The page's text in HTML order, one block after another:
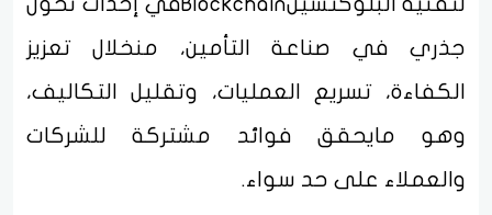
جذري في صناعة التأمين، منخلال تعزيز
الكفاءة، تسريع العمليات، وتقليل التكاليف،
وهو مايحقق فوائد مشتركة للشركات
والعملاء على حد سواء.